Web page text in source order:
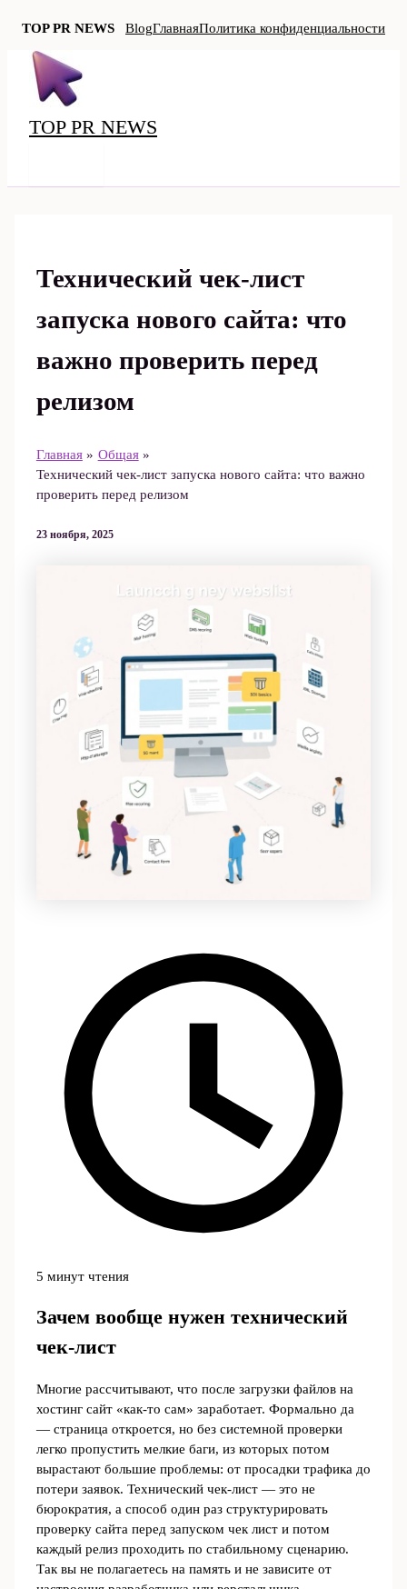
TOP PR NEWS BlogГлавнаяПолитика конфиденциальности
Перейти
содержимому
TOP PR NEWS
Технический чек-лист
запуска нового сайта: что
важно проверить перед
релизом
Главная
Общая
Технический чек-лист запуска нового сайта: что важно
проверить перед релизом
23 ноября, 2025
5 минут чтения
Зачем вообще нужен технический
чек-лист
Многие рассчитывают, что после загрузки файлов на
хостинг сайт «как‑то сам» заработает. Формально да
— страница откроется, но без системной проверки
легко пропустить мелкие баги, из которых потом
вырастают большие проблемы: от просадки трафика до
потери заявок. Технический чек-лист — это не
бюрократия, а способ один раз структурировать
проверку сайта перед запуском чек лист и потом
каждый релиз проходить по стабильному сценарию.
Так вы не полагаетесь на память и не зависите от